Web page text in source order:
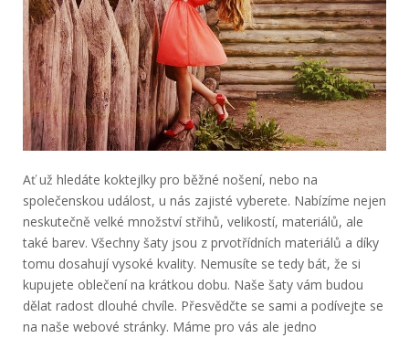
Ať už hledáte koktejlky pro běžné nošení, nebo na
společenskou událost, u nás zajisté vyberete. Nabízíme nejen
neskutečně velké množství střihů, velikostí, materiálů, ale
také barev. Všechny šaty jsou z prvotřídních materiálů a díky
tomu dosahují vysoké kvality. Nemusíte se tedy bát, že si
kupujete oblečení na krátkou dobu. Naše šaty vám budou
dělat radost dlouhé chvíle. Přesvědčte se sami a podívejte se
na naše webové stránky. Máme pro vás ale jedno